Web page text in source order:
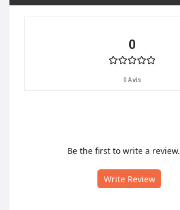
0
0 Avis
Be the first to write a review.
Write Review